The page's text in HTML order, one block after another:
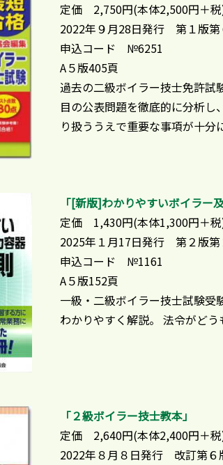
定価 2,750円(本体2,500円＋
2022年９月28日発行 第１版第
申込コード №6251
A５版405頁
過去の二級ボイラー技士免許試
目の公表問題を徹底的に分析
り扱ううえで重要な事項が十分
「[新版]わかりやすいボイラー
定価 1,430円(本体1,300円＋
2025年１月17日発行 第２版第
申込コード №1161
A５版152頁
一級・二級ボイラー技士試験受
わかりやすく解説。 法令がどう
「２級ボイラー技士教本」
定価 2,640円(本体2,400円＋
2022年８月８日発行 改訂第６